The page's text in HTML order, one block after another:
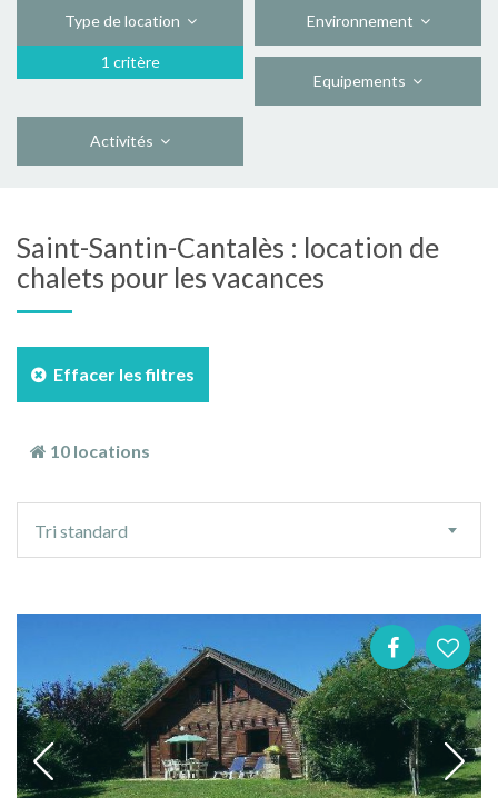
Type de location
1 critère
Environnement
Equipements
Activités
Saint-Santin-Cantalès : location de
chalets pour les vacances
Effacer les filtres
10 locations
tri
Tri standard